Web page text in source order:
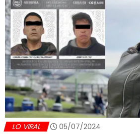
LO VIRAL 05/07/2024